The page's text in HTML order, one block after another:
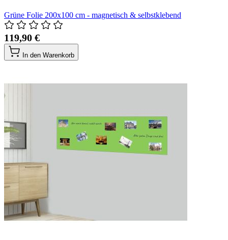
Grüne Folie 200x100 cm - magnetisch & selbstklebend
119,90 €
In den Warenkorb